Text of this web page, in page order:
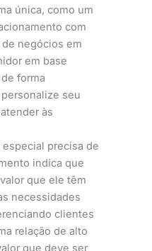
única, como um
com
negócios em
em base
forma
seu
às
precisa de
indica que
que ele têm
necessidades
clientes
relação de alto
que deve ser